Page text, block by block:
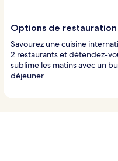
Options de
Savourez une cuisine
2 restaurants et détendez-
sublime les matins avec un
déjeuner.